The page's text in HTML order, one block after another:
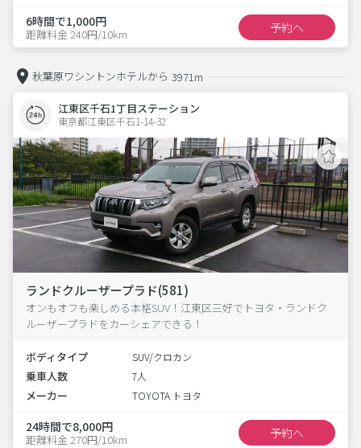
6時間で1,000円
距離料金 240円/10km 予約へ
秋葉原ワシントンホテルから 3971m
江東区千石1丁目ステーション
東京都江東区千石1-14-32
ランドクルーザープラド(581)
オンもオフも楽しめる本格SUV！江東区三好でトヨタ・ランドク
ルーザープラドをカーシェアできる！
ボディタイプ SUV/クロカン
乗車人数 7人
メーカー TOYOTA トヨタ
24時間で8,000円
距離料金 270円/10km 予約へ